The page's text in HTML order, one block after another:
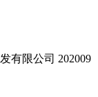
有限公司 202009